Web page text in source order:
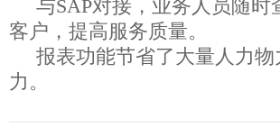
与SAP对接，业务人员随
客户，提高服务质量。
报表功能节省了大量人力
力。